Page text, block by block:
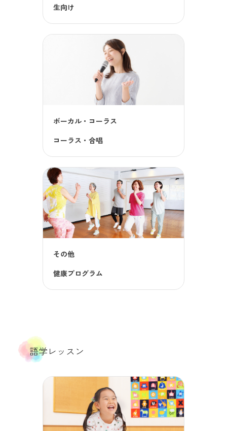
生向け
ボーカル・コーラス
コーラス・合唱
その他
健康プログラム
語学レッスン